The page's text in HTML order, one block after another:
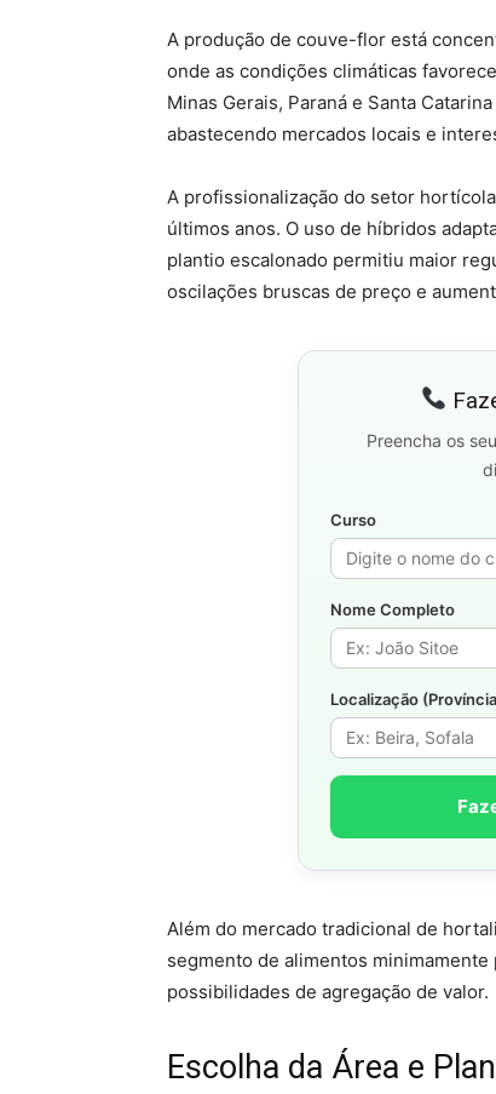
A produção de couve-flor está
onde as condições climáticas
Minas Gerais, Paraná e Santa
abastecendo mercados locais e
A profissionalização do setor
últimos anos. O uso de híbridos
plantio escalonado permitiu maior
oscilações bruscas de preço e
Preencha os
Curso
Nome Completo
Localização
Além do mercado tradicional de
segmento de alimentos
possibilidades de agregação de valor.
Escolha da Área e